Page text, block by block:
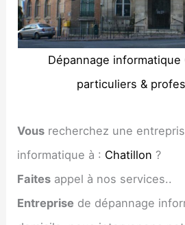
Dépannage
particuliers &
Vous recherchez une
informatique à : Chatillon ?
Faites appel à nos services..
Entreprise de dépannage